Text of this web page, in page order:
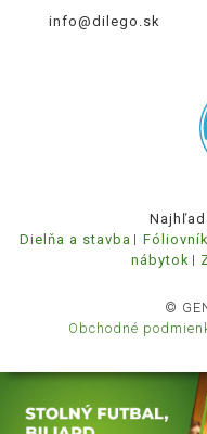
info@dilego.sk
Dielňa a stavba
nábytok
©
Obchodné